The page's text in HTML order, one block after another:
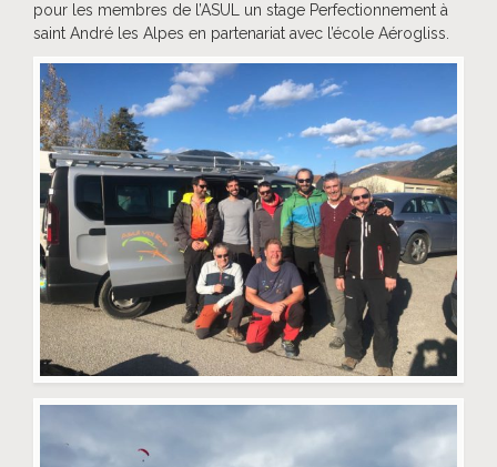
pour les membres de l’ASUL un stage Perfectionnement à
saint André les Alpes en partenariat avec l’école Aérogliss.